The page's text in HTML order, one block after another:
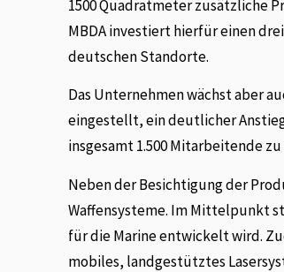
1500 Quadratmeter zusätzliche
MBDA investiert hierfür einen
deutschen Standorte.
Das Unternehmen wächst aber
eingestellt, ein deutlicher Anstieg
insgesamt 1.500 Mitarbeitende
Neben der Besichtigung der
Waffensysteme. Im Mittelpunkt
für die Marine entwickelt wird.
mobiles, landgestütztes